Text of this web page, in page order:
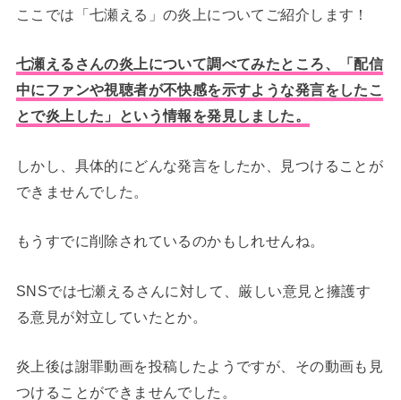
ここでは「七瀬える」の炎上についてご紹介します！
七瀬えるさんの炎上について調べてみたところ、「配信
中にファンや視聴者が不快感を示すような発言をしたこ
とで炎上した」という情報を発見しました。
しかし、具体的にどんな発言をしたか、見つけることが
できませんでした。
もうすでに削除されているのかもしれせんね。
SNSでは七瀬えるさんに対して、厳しい意見と擁護す
る意見が対立していたとか。
炎上後は謝罪動画を投稿したようですが、その動画も見
つけることができませんでした。